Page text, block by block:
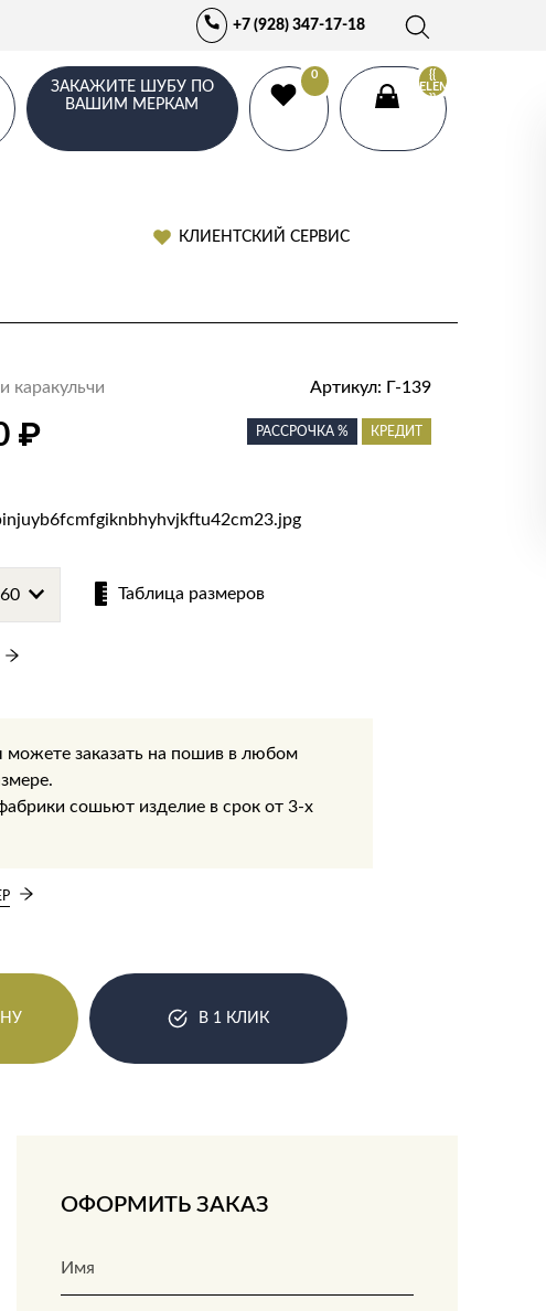
+7 (928) 347-17-18
ЗАКАЖИТЕ ШУБУ ПО
ВАШИМ МЕРКАМ
0
{{
ELEMENTS.LENGTH
}}
КЛИЕНТСКИЙ СЕРВИС
каракульчи Артикул: Г-139
₽ РАССРОЧКА % КРЕДИТ
Таблица размеров
заказать на пошив в любом
сошьют изделие в срок от 3-х
В 1 КЛИК
ОФОРМИТЬ ЗАКАЗ